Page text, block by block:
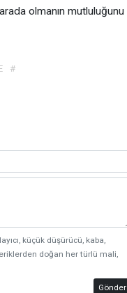
olmanın mutluluğunu
#
küçük düşürücü, kaba,
doğan her türlü mali,
Gönder